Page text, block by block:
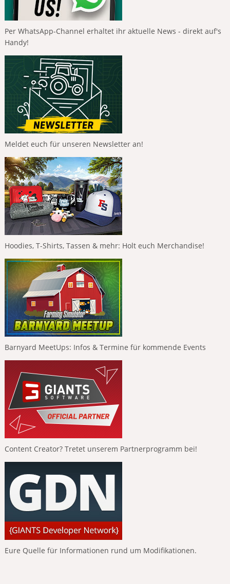
Per WhatsApp-Channel erhaltet ihr aktuelle News - direkt auf's
Handy!
Meldet euch für unseren Newsletter an!
Hoodies, T-Shirts, Tassen & mehr: Holt euch Merchandise!
Barnyard MeetUps: Infos & Termine für kommende Events
Content Creator? Tretet unserem Partnerprogramm bei!
Eure Quelle für Informationen rund um Modifikationen.